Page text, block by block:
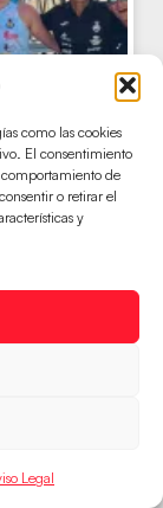
como las cookies
El consentimiento
comportamiento de
o retirar el
y
Legal
arrasan
pasa
ganar a